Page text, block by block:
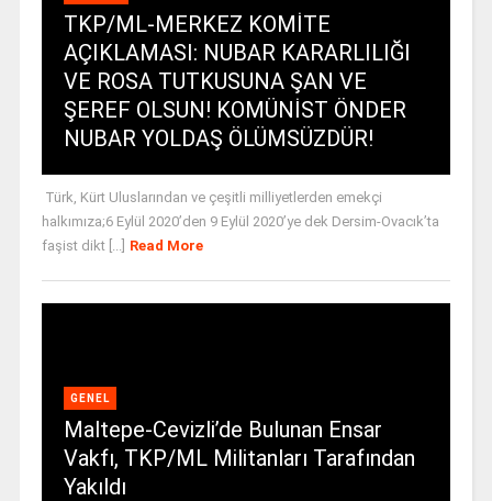
TKP/ML-MERKEZ KOMİTE
AÇIKLAMASI: NUBAR KARARLILIĞI
VE ROSA TUTKUSUNA ŞAN VE
ŞEREF OLSUN! KOMÜNİST ÖNDER
NUBAR YOLDAŞ ÖLÜMSÜZDÜR!
Türk, Kürt Uluslarından ve çeşitli milliyetlerden emekçi
halkımıza;6 Eylül 2020’den 9 Eylül 2020’ye dek Dersim-Ovacık’ta
faşist dikt [...]
Read More
GENEL
Maltepe-Cevizli’de Bulunan Ensar
Vakfı, TKP/ML Militanları Tarafından
Yakıldı